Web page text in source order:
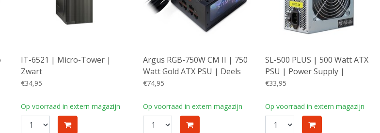
IT-6521 | Micro-Tower |
Zwart
€34,95
Op voorraad in extern magazijn
Argus RGB-750W CM II | 750
Watt Gold ATX PSU | Deels
Modulair | Power Supply |
€74,95
Op voorraad in extern magazijn
SL-500 PLUS | 500 Watt ATX
PSU | Power Supply |
Voeding
€33,95
Op voorraad in extern magazijn